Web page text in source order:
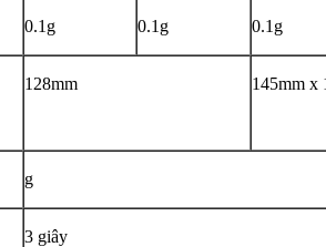
0.1g 0.1g 0.1g
128mm 145mm x
g
3 giây